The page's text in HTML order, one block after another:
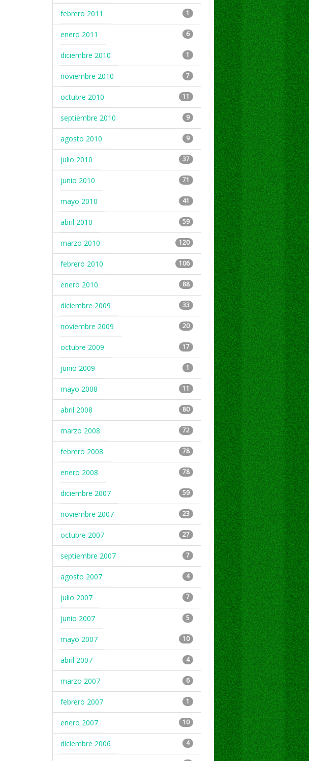
febrero 2011 1
enero 2011 6
diciembre 2010 1
noviembre 2010 7
octubre 2010 11
septiembre 2010 9
agosto 2010 9
julio 2010 37
junio 2010 71
mayo 2010 41
abril 2010 59
marzo 2010 120
febrero 2010 106
enero 2010 88
diciembre 2009 33
noviembre 2009 20
octubre 2009 17
junio 2009 1
mayo 2008 11
abril 2008 80
marzo 2008 72
febrero 2008 78
enero 2008 78
diciembre 2007 59
noviembre 2007 23
octubre 2007 27
septiembre 2007 7
agosto 2007 4
julio 2007 7
junio 2007 5
mayo 2007 10
abril 2007 4
marzo 2007 6
febrero 2007 1
enero 2007 10
diciembre 2006 4